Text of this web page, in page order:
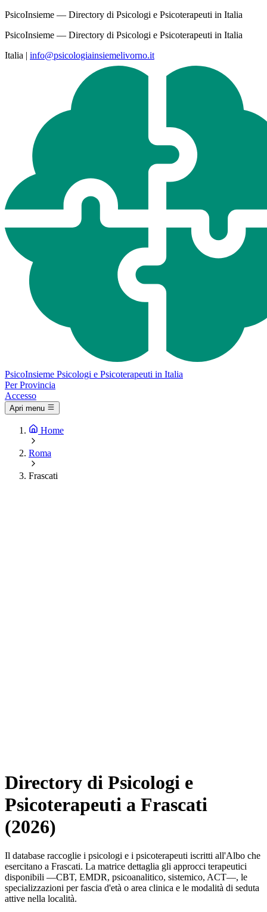
PsicoInsieme — Directory di Psicologi e Psicoterapeuti in Italia
PsicoInsieme — Directory di Psicologi e Psicoterapeuti in Italia
Italia | info@psicologiainsiemelivorno.it
PsicoInsieme Psicologi e Psicoterapeuti in Italia
Per Provincia
Accesso
Apri menu
Home
Roma
Frascati
Directory di Psicologi e
Psicoterapeuti a Frascati
(2026)
Il database raccoglie i psicologi e i psicoterapeuti iscritti all'Albo che
esercitano a Frascati. La matrice dettaglia gli approcci terapeutici
disponibili —CBT, EMDR, psicoanalitico, sistemico, ACT—, le
specializzazioni per fascia d'età o area clinica e le modalità di seduta
attive nella località.